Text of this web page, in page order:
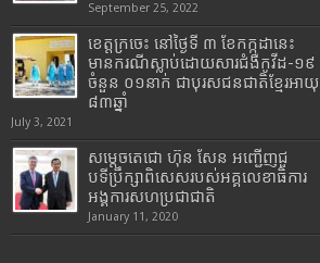
September 25, 2022
ខេត្តក្រចេះ នៅថ្ងៃទី ៣ ខែកក្កដានេះ
មានករណីស្លាប់ដោយសារជំងឺកូវីដ-១៩
ចំនួន ០១នាក់ ជាបុរសជនជាតិខ្មែរអាយុ
៨៣ឆ្នាំ
July 3, 2021
សម្តេចតេជោ ហ៊ុន សែន អញ្ជើញជួ
បទីប្រឹក្សាពិសេសរបស់អគ្គលេខាធិការ
អង្គការសហប្រជាជាតិ
January 11, 2020